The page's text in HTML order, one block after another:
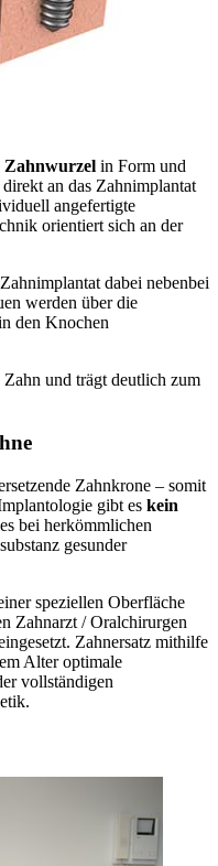
Zahnwurzel in Form und
an das Zahnimplantat
angefertigte
orientiert sich an der
dabei nebenbei
werden über die
den Knochen
und trägt deutlich zum
Zahnkrone – somit
gibt es kein
bei herkömmlichen
gesunder
speziellen Oberfläche
Zahnarzt / Oralchirurgen
Zahnersatz mithilfe
Alter optimale
vollständigen